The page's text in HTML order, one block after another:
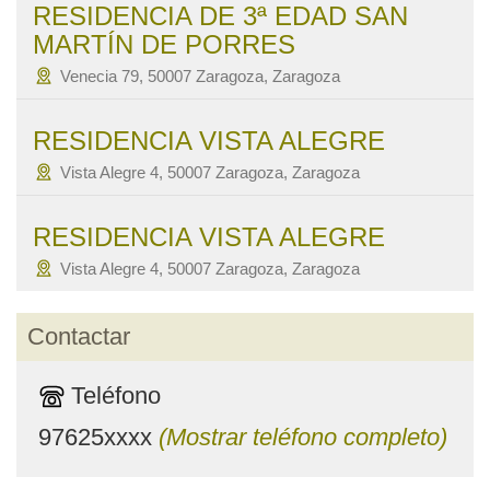
RESIDENCIA DE 3ª EDAD SAN
MARTÍN DE PORRES
Venecia 79, 50007 Zaragoza, Zaragoza
RESIDENCIA VISTA ALEGRE
Vista Alegre 4, 50007 Zaragoza, Zaragoza
RESIDENCIA VISTA ALEGRE
Vista Alegre 4, 50007 Zaragoza, Zaragoza
Contactar
Teléfono
97625xxxx (Mostrar teléfono completo)